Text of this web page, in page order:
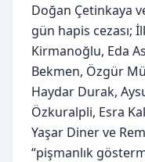
Doğan Çetinkaya ve
gün hapis cezası;
Kirmanoğlu, Eda
Bekmen, Özgür
Haydar Durak,
Özkuralpli, Esra
Yaşar Diner ve
“pişmanlık